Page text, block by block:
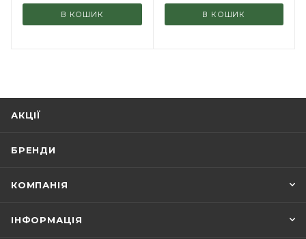
В КОШИК В КОШИК
АКЦІЇ
БРЕНДИ
КОМПАНІЯ
ІНФОРМАЦІЯ